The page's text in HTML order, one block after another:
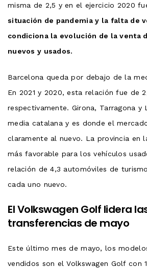
misma de 2,5 y en el ejercicio 2020
situación de pandemia y la falta de
condiciona la evolución de la venta
nuevos y usados.
Barcelona queda por debajo de la
En 2021 y 2020, esta relación fue de
respectivamente. Girona, Tarragona y
media catalana y es donde el
claramente al nuevo. La provincia en
más favorable para los vehículos
relación de 4,3 automóviles de
cada uno nuevo.
El Volkswagen Golf lidera
transferencias de mayo
Este último mes de mayo, los
vendidos son el Volkswagen Golf con